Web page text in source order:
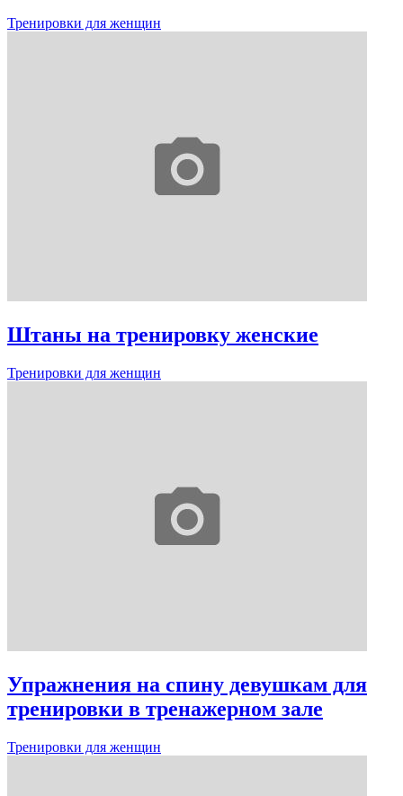
Тренировки для женщин
Штаны на тренировку женские
Тренировки для женщин
Упражнения на спину девушкам для
тренировки в тренажерном зале
Тренировки для женщин